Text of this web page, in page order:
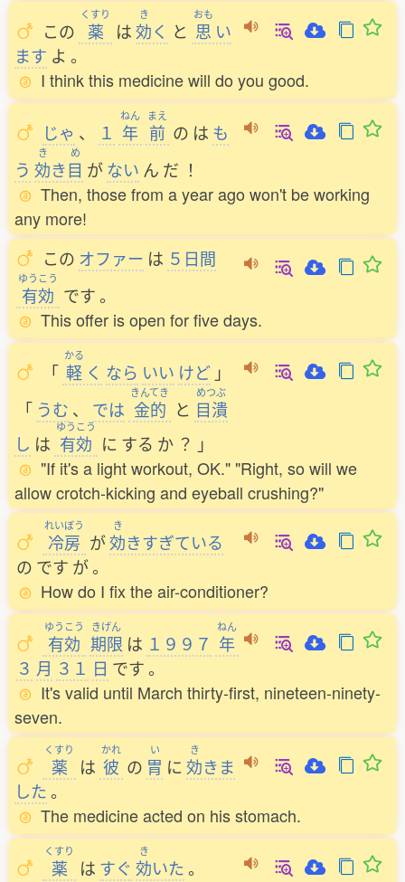
この
くすり
薬 は
き
効く と
おも
思 い
ます よ 。
I think this medicine will do you good.
じゃ 、 １
ねん
年
まえ
前 の は も
う
き
効き
め
目 がない ん だ ！
Then, those from a year ago won't be working
any more!
この オファー は ５日間
ゆうこう
有効 です。
This offer is open for five days.
「
かる
軽 く なら いい けど 」
「 うむ 、 では
きんてき
金的 と
めつぶ
目潰
し は
ゆうこう
有効 に する か ？ 」
"If it's a light workout, OK." "Right, so will we
allow crotch-kicking and eyeball crushing?"
れいぼう
冷房 が
き
効きすぎている
の です が。
How do I fix the air-conditioner?
ゆうこう
有効
きげん
期限 は １９９７
ねん
年
３ 月 ３１ 日 です。
It's valid until March thirty-first, nineteen-ninety-
seven.
くすり
薬 は
かれ
彼 の
い
胃 に
き
効きま
した。
The medicine acted on his stomach.
くすり
薬 は すぐ
き
効いた。